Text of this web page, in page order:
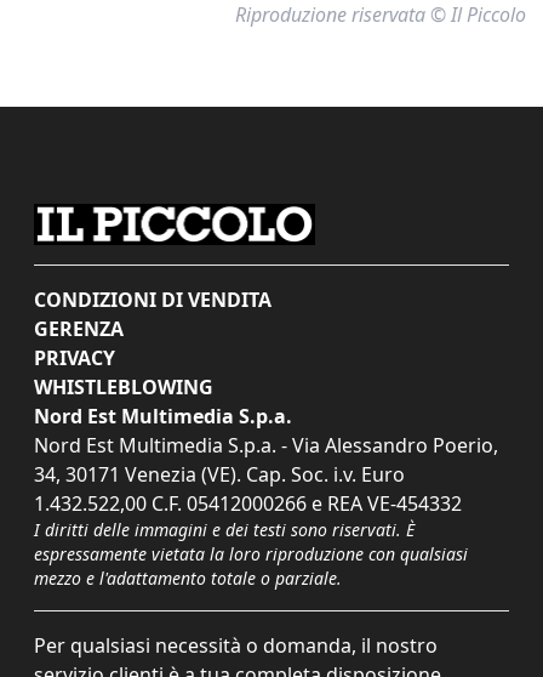
Riproduzione riservata © Il Piccolo
CONDIZIONI DI VENDITA
GERENZA
PRIVACY
WHISTLEBLOWING
Nord Est Multimedia S.p.a.
Nord Est Multimedia S.p.a. - Via Alessandro Poerio,
34, 30171 Venezia (VE). Cap. Soc. i.v. Euro
1.432.522,00 C.F. 05412000266 e REA VE-454332
I diritti delle immagini e dei testi sono riservati. È
espressamente vietata la loro riproduzione con qualsiasi
mezzo e l'adattamento totale o parziale.
Per qualsiasi necessità o domanda, il nostro